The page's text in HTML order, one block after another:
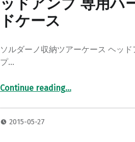
ッドアンプ 専用ハ
ドケース
ソルダーノ収納ツアーケース ヘッド
プ…
Continue reading“SOLDANO SLO-100 ヘッドアンプ 専用ハードケース”
…
2015-05-27